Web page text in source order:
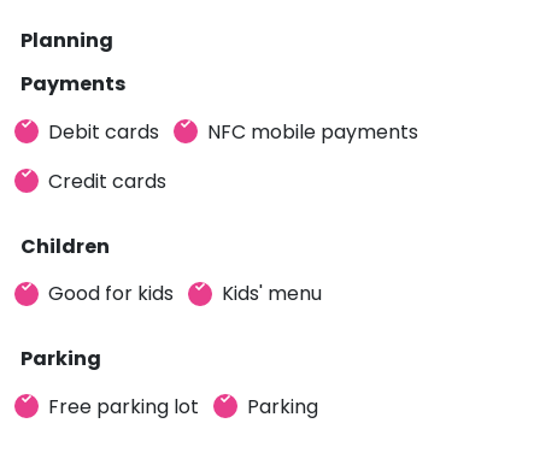
Planning
Payments
Debit cards
NFC mobile payments
Credit cards
Children
Good for kids
Kids' menu
Parking
Free parking lot
Parking